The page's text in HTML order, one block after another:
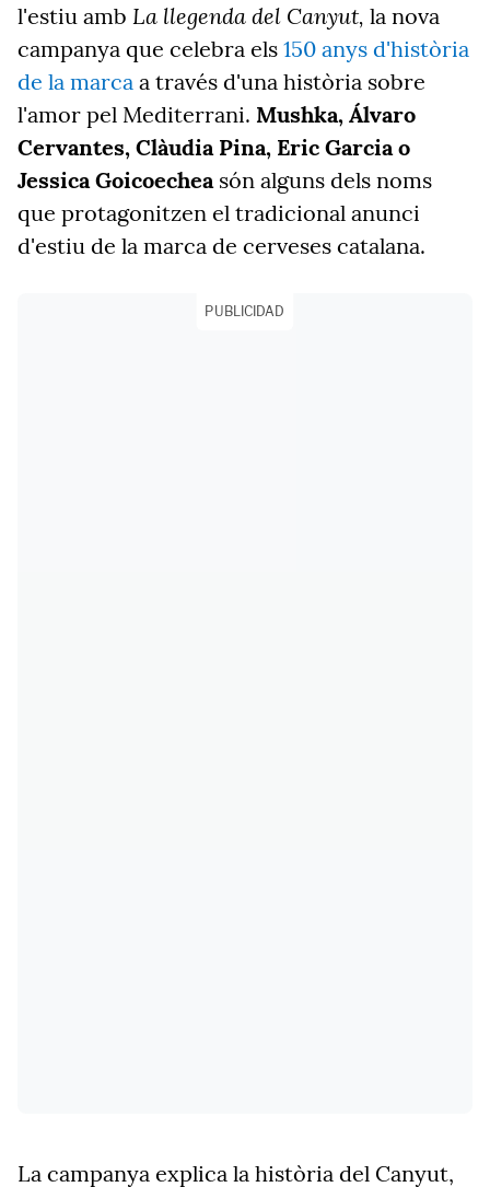
l'estiu amb La llegenda del Canyut, la nova
campanya que celebra els 150 anys d'història
de la marca a través d'una història sobre
l'amor pel Mediterrani. Mushka, Álvaro
Cervantes, Clàudia Pina, Eric Garcia o
Jessica Goicoechea són alguns dels noms
que protagonitzen el tradicional anunci
d'estiu de la marca de cerveses catalana.
PUBLICIDAD
La campanya explica la història del Canyut,